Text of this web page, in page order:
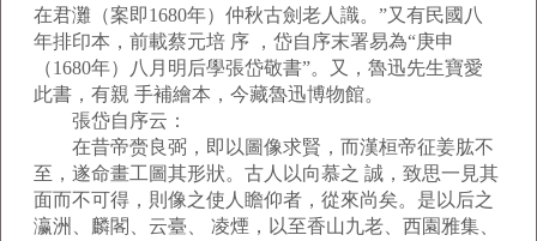
在君灘（案即1680年）仲秋古劍老人識。”又有民國八
年排印本，前載蔡元培 序 ，岱自序末署易為“庚申
（1680年）八月明后學張岱敬書”。又，魯迅先生寶愛
此書，有親 手補繪本，今藏魯迅博物館。
張岱自序云：
在昔帝赍良弼，即以圖像求賢，而漢桓帝征姜肱不
至，遂命畫工圖其形狀。古人以向慕之 誠，致思一見其
面而不可得，則像之使人瞻仰者，從來尚矣。是以后之
瀛洲、麟閣、云臺、 凌煙，以至香山九老、西園雅集、